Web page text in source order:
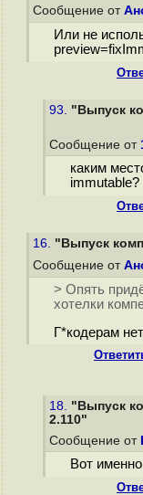
Сообщение от
Или не
93. "Выпуск
Сообщение от
каким
immutable?
16. "Выпуск
Сообщение от
> Опять
хотелки
Г*кодерам
18. "Выпуск
2.110"
Сообщение от
Вот